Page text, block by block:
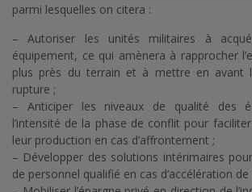
parmi lesquelles on citera :
– Autoriser les unités militaires à
équipement, ce qui amènera à rapprocher
plus près du terrain et à mettre en avant
rupture ;
– Anticiper les niveaux de qualité des
l’intensité de la phase de conflit pour
leur production en cas d’affrontement ;
– Développer des solutions intérimaires
de personnel qualifié en cas d’accélération